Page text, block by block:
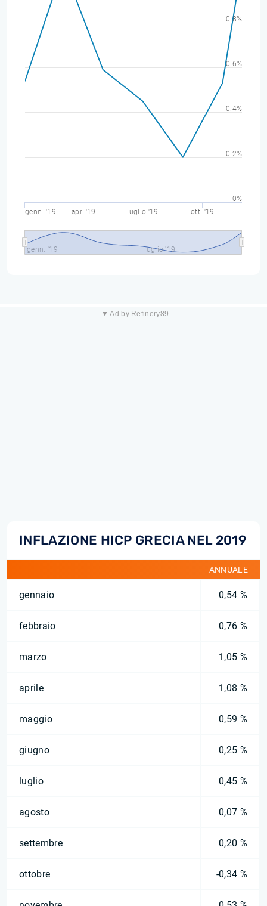
genn. '19 apr. '19 luglio '19 ott. '19
genn. '19 luglio '19
0.2%
0.4%
0.6%
0.8%
0%
▼ Ad by Refinery89
INFLAZIONE HICP GRECIA NEL 2019
ANNUALE
gennaio 0,54 %
febbraio 0,76 %
marzo 1,05 %
aprile 1,08 %
maggio 0,59 %
giugno 0,25 %
luglio 0,45 %
agosto 0,07 %
settembre 0,20 %
ottobre -0,34 %